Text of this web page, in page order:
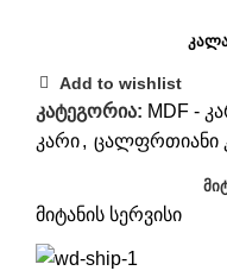
Add to wishlist
კატეგორია: MDF -
კარი, ცალფრთიანი
მიტანის სერვისი